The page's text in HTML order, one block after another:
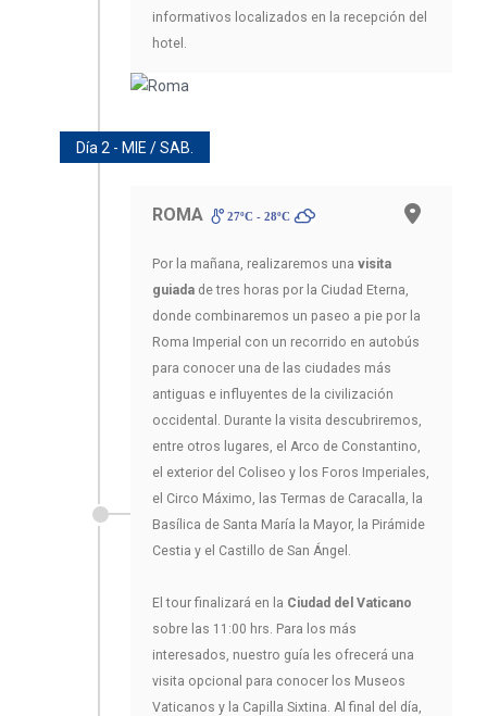
informativos localizados en la recepción del
hotel.
Día 2 - MIE / SAB.
ROMA 27ºC - 28ºC
Por la mañana, realizaremos una visita
guiada de tres horas por la Ciudad Eterna,
donde combinaremos un paseo a pie por la
Roma Imperial con un recorrido en autobús
para conocer una de las ciudades más
antiguas e influyentes de la civilización
occidental. Durante la visita descubriremos,
entre otros lugares, el Arco de Constantino,
el exterior del Coliseo y los Foros Imperiales,
el Circo Máximo, las Termas de Caracalla, la
Basílica de Santa María la Mayor, la Pirámide
Cestia y el Castillo de San Ángel.
El tour finalizará en la Ciudad del Vaticano
sobre las 11:00 hrs. Para los más
interesados, nuestro guía les ofrecerá una
visita opcional para conocer los Museos
Vaticanos y la Capilla Sixtina. Al final del día,